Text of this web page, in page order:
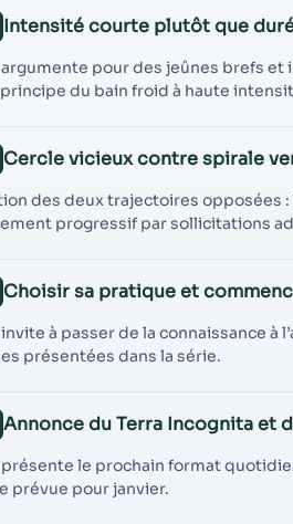
Intensité courte plutôt que
pour des jeûnes brefs
du bain froid à haute
Cercle vicieux contre spirale
des deux trajectoires opposées
progressif par sollicitations
Choisir sa pratique et
à passer de la connaissance à
présentées dans la série.
Annonce du Terra Incognita et
le prochain format
prévue pour janvier.